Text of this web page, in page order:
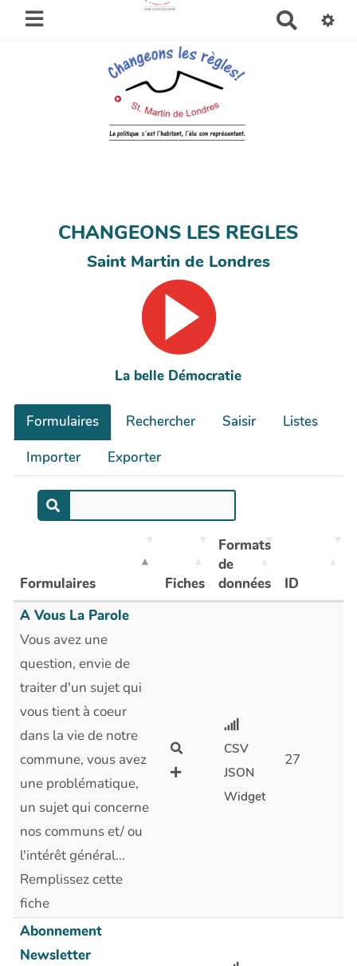
CHANGEONS LES REGLES
Saint Martin de Londres
La belle Démocratie
Formulaires Rechercher Saisir
Listes
Importer
Exporter
Formulaires Fiches
Formats
de
données
ID
A Vous La Parole
Vous avez une
question, envie de
traiter d'un sujet qui
vous tient à coeur
dans la vie de notre
commune, vous avez
une problématique,
un sujet qui concerne
nos communs et/ ou
l'intérêt général...
Remplissez cette
fiche
CSV
JSON
Widget
27
Abonnement
Newsletter